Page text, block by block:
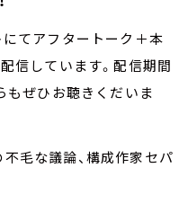
てアフタートーク＋本
信しています。配信期間
もぜひお聴きくだいま
毛な議論、構成作家セパ